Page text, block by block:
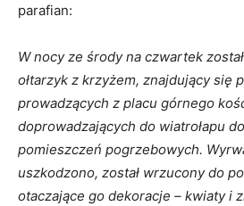
parafian:
W nocy ze środy na czwartek
ołtarzyk z krzyżem, znajdujący się
prowadzących z placu górnego
doprowadzających do wiatrołapu
pomieszczeń pogrzebowych.
uszkodzono, został wrzucony do
otaczające go dekoracje – kwiaty i